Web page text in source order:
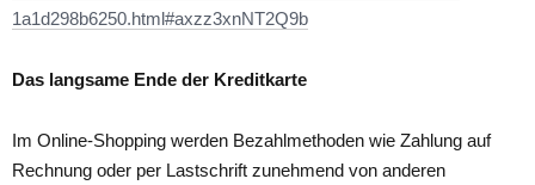
1a1d298b6250.html#axzz3xnNT2Q9b
Das langsame Ende der Kreditkarte
Im Online-Shopping werden Bezahlmethoden wie Zahlung auf
Rechnung oder per Lastschrift zunehmend von anderen